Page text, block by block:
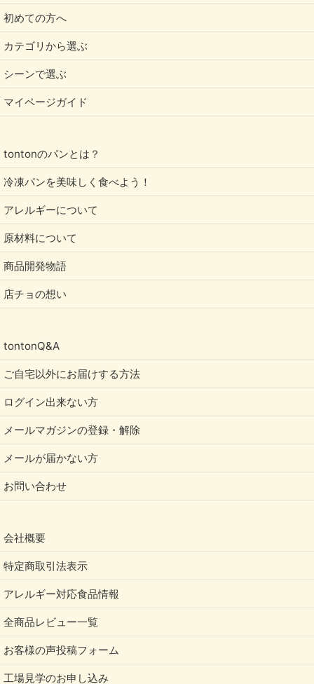
しかし、内閣府が行ったアンケートや調査などで、
「『マヨネーズ＝卵』であることを知っている前提の
アレルギー表示はやめた方がいい」という意見が多数
当たり前のことですが、マヨネーズの原材料が卵であ
ることを知らない人もいます。
世の中には、知ってるようで知らないことって結構あ
るものです。
「脱脂粉乳」が乳製品であること、「グルテン」が小
麦成分であること、「カゼイン」が乳成分であるこ
知ってる人は知っている、けど知らない人は知らない
こと。
たまたまその知識を持っている人が「これくらいジョ
ーシキでしょ！」という姿勢でいることって、誰にと
ってもメリットはありませんよね。
「みんな知っているかもしれないけど、念の為に伝え
が、親切であたたかいと感じると思います。
単純に「マヨネーズ（大豆を含む）」が紛らわしくて
わかりにくすぎる説もありますが…。
そんな声もあって、この『特定加工食品』という制度
は平成27年（2015年）、食品表示法の施行とともに
初めての方へ
カテゴリから選ぶ
シーンで選ぶ
マイページガイド
tontonのパンとは？
冷凍パンを美味しく食べよう！
アレルギーについて
原材料について
商品開発物語
店チョの想い
tontonQ&A
ご自宅以外にお届けする方法
ログイン出来ない方
メールマガジンの登録・解除
メールが届かない方
お問い合わせ
会社概要
特定商取引法表示
アレルギー対応食品情報
全商品レビュー一覧
お客様の声投稿フォーム
工場見学のお申し込み